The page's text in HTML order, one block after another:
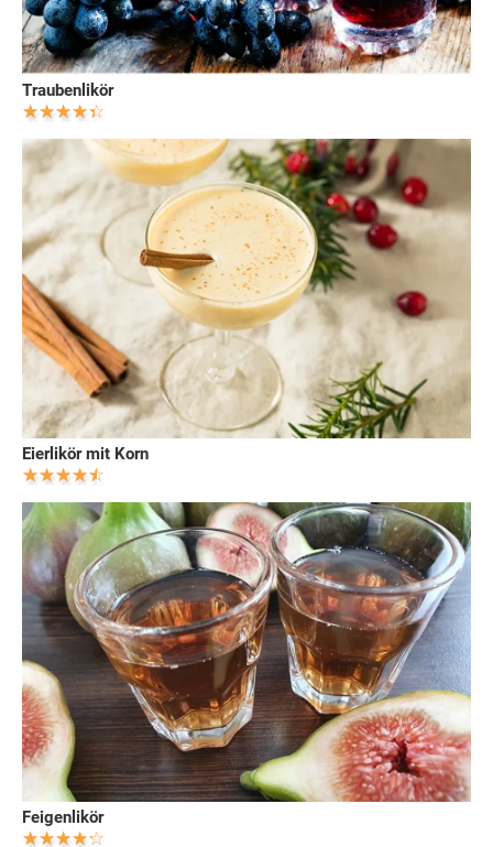
Traubenlikör
Eierlikör mit Korn
Feigenlikör